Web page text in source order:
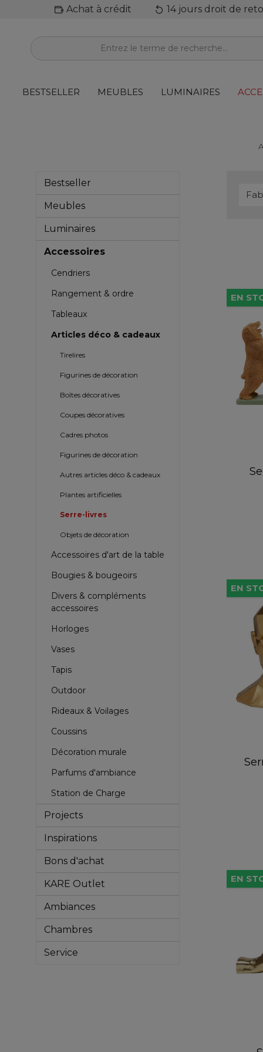
principalAchat à crédit 14 jours droit de
BESTSELLER MEUBLES LUMINAIRES
Bestseller
Meubles
Luminaires
Accessoires
Cendriers
Rangement & ordre
Tableaux
Articles déco & cadeaux
Tirelires
Figurines de décoration
Boîtes décoratives
Coupes décoratives
Cadres photos
Figurines de décoration
Autres articles déco & cadeaux
Plantes artificielles
Serre-livres
Objets de décoration
Accessoires d'art de la table
Bougies & bougeoirs
Divers & compléments
accessoires
Horloges
Vases
Tapis
Outdoor
Rideaux & Voilages
Coussins
Décoration murale
Parfums d'ambiance
Station de Charge
Projects
Inspirations
Bons d'achat
KARE Outlet
Ambiances
Chambres
Service
EN
EN
EN